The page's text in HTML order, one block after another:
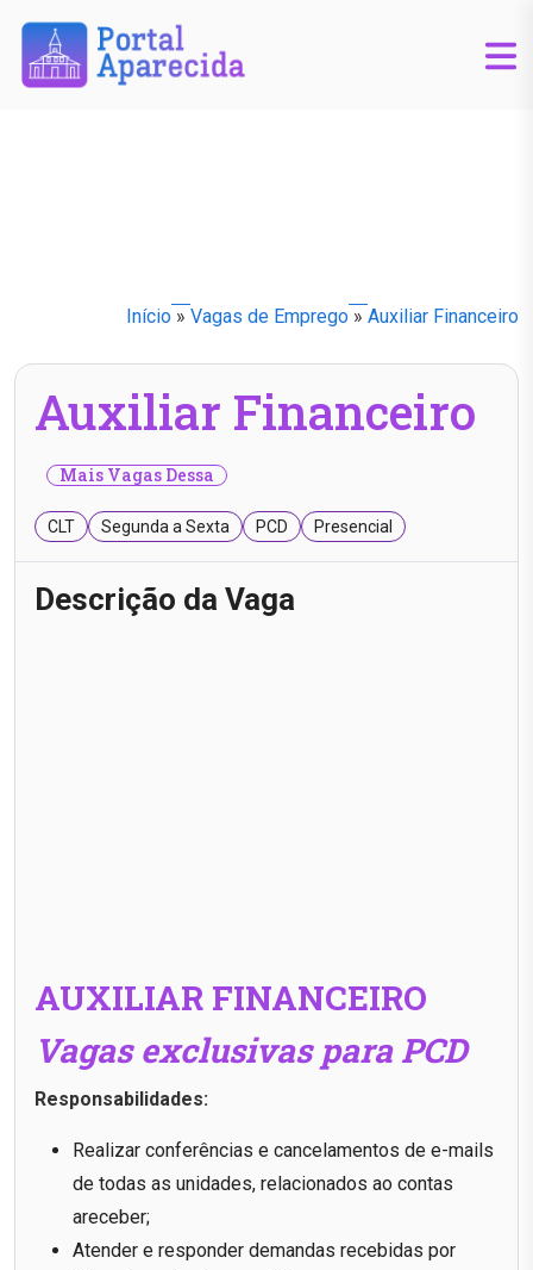
Início » Vagas de Emprego » Auxiliar Financeiro
Auxiliar Financeiro
Mais Vagas Dessa
CLT Segunda a Sexta PCD Presencial
Descrição da Vaga
AUXILIAR FINANCEIRO
Vagas exclusivas para PCD
Responsabilidades:
Realizar conferências e cancelamentos de e-mails
de todas as unidades, relacionados ao contas
areceber;
Atender e responder demandas recebidas por